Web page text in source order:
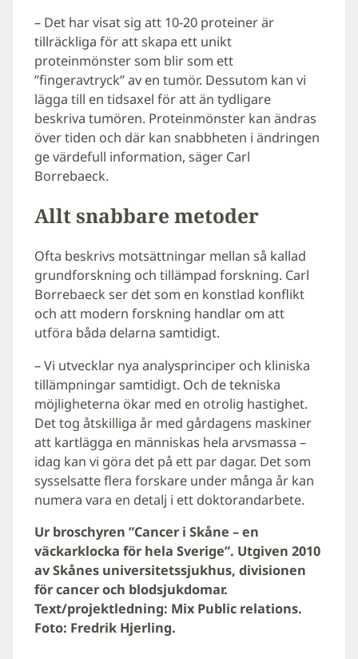
– Det har visat sig att 10-20 proteiner är
tillräckliga för att skapa ett unikt
proteinmönster som blir som ett
”fingeravtryck” av en tumör. Dessutom kan vi
lägga till en tidsaxel för att än tydligare
beskriva tumören. Proteinmönster kan ändras
över tiden och där kan snabbheten i ändringen
ge värdefull information, säger Carl
Borrebaeck.
Allt snabbare metoder
Ofta beskrivs motsättningar mellan så kallad
grundforskning och tillämpad forskning. Carl
Borrebaeck ser det som en konstlad konflikt
och att modern forskning handlar om att
utföra båda delarna samtidigt.
– Vi utvecklar nya analysprinciper och kliniska
tillämpningar samtidigt. Och de tekniska
möjligheterna ökar med en otrolig hastighet.
Det tog åtskilliga år med gårdagens maskiner
att kartlägga en människas hela arvsmassa –
idag kan vi göra det på ett par dagar. Det som
sysselsatte flera forskare under många år kan
numera vara en detalj i ett doktorandarbete.
Ur broschyren ”Cancer i Skåne – en
väckarklocka för hela Sverige”. Utgiven 2010
av Skånes universitetssjukhus, divisionen
för cancer och blodsjukdomar.
Text/projektledning: Mix Public relations.
Foto: Fredrik Hjerling.